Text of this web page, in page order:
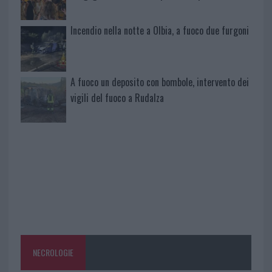
Incendio nella notte a Olbia, a fuoco due furgoni
A fuoco un deposito con bombole, intervento dei
vigili del fuoco a Rudalza
NECROLOGIE